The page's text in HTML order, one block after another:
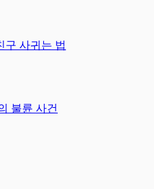
구 사귀는 법
불륜 사건